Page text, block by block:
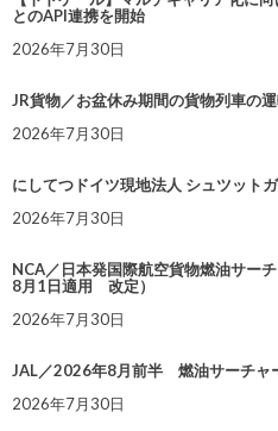
とのAPI連携を開始
2026年7月30日
JR貨物／お盆休み期間の貨物列車の
2026年7月30日
にしてつドイツ現地法人 シュツット
2026年7月30日
NCA／日本発国際航空貨物燃油サー
8月1日適用 改定）
2026年7月30日
JAL／2026年8月前半 燃油サーチャ
2026年7月30日